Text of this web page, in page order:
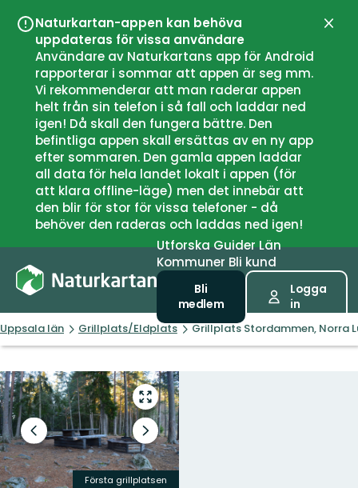
Naturkartan-appen kan behöva
uppdateras för vissa användare
Användare av Naturkartans app för Android
rapporterar i sommar att appen är seg mm.
Vi rekommenderar att man raderar appen
helt från sin telefon i så fall och laddar ned
igen! Då skall den fungera bättre. Den
befintliga appen skall ersättas av en ny app
efter sommaren. Den gamla appen laddar
all data för hela landet lokalt i appen (för
att klara offline-läge) men det innebär att
den blir för stor för vissa telefoner - då
behöver den raderas och laddas ned igen!
UtforskaGuiderLän
Kommuner Bli kund
Bli
medlem
Logga
in
Uppsala län Grillplats/Eldplats Grillplats Stordammen, Norra
Gå
till
helskärmsläge
Föregående
bild
Nästa
bildspel
Första grillplatsen